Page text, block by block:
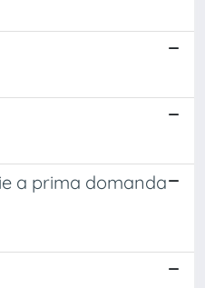
a prima domanda